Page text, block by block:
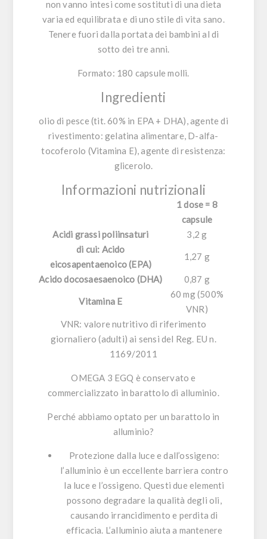
non vanno intesi come sostituti di una dieta
varia ed equilibrata e di uno stile di vita sano.
Tenere fuori dalla portata dei bambini al di
sotto dei tre anni.
Formato: 180 capsule molli.
Ingredienti
olio di pesce (tit. 60% in EPA + DHA), agente di
rivestimento: gelatina alimentare, D-alfa-
tocoferolo (Vitamina E), agente di resistenza:
glicerolo.
Informazioni nutrizionali
1 dose = 8
capsule
Acidi grassi poliinsaturi
3,2 g
di cui: Acido
eicosapentaenoico (EPA)
1,27 g
Acido docosaesaenoico (DHA) 0,87 g
Vitamina E
60 mg (500%
VNR)
VNR: valore nutritivo di riferimento
giornaliero (adulti) ai sensi del Reg. EU n.
1169/2011
OMEGA 3 EGQ è conservato e
commercializzato in barattolo di alluminio.
Perché abbiamo optato per un barattolo in
alluminio?
Protezione dalla luce e dall’ossigeno:
l’alluminio è un eccellente barriera contro
la luce e l’ossigeno. Questi due elementi
possono degradare la qualità degli oli,
causando irrancidimento e perdita di
efficacia. L’alluminio aiuta a mantenere